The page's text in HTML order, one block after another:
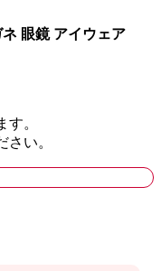
眼鏡 アイウェア
。
い。